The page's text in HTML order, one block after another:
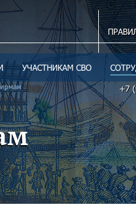
УЧАСТНИКАМ СВО
+7